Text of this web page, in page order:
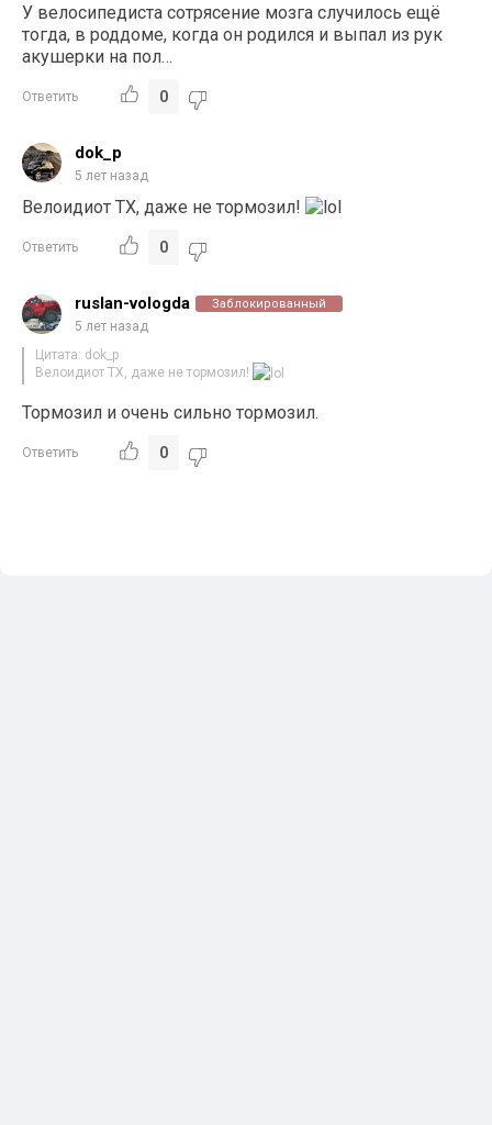
У велосипедиста сотрясение мозга случилось ещё
тогда, в роддоме, когда он родился и выпал из рук
акушерки на пол…
Ответить 0
dok_p
5 лет назад
Велоидиот ТХ, даже не тормозил!
Ответить 0
ruslan-vologda Заблокированный
5 лет назад
Цитата: dok_p
Велоидиот ТХ, даже не тормозил!
Тормозил и очень сильно тормозил.
Ответить 0